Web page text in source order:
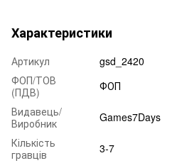
Характеристики
Артикул
gsd_2420
ФОП/ТОВ
(ПДВ)
ФОП
Видавець/
Виробник
Games7Days
Кількість
гравців
3-7